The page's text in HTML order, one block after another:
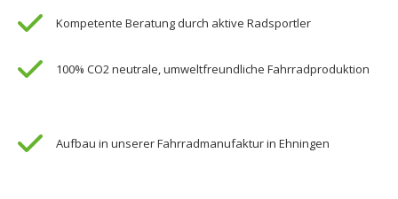
Kompetente Beratung durch aktive Radsportler
100% CO2 neutrale, umweltfreundliche Fahrradproduktion
Aufbau in unserer Fahrradmanufaktur in Ehningen